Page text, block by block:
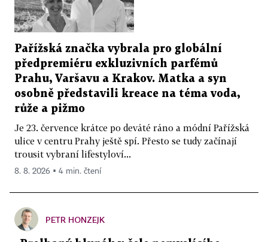
Pařížská značka vybrala pro globální
předpremiéru exkluzivních parfémů
Prahu, Varšavu a Krakov. Matka a syn
osobně představili kreace na téma voda,
růže a pižmo
Je 23. července krátce po deváté ráno a módní Pařížská
ulice v centru Prahy ještě spí. Přesto se tudy začínají
trousit vybraní lifestyloví...
8. 8. 2026 ▪ 4 min. čtení
PETR HONZEJK